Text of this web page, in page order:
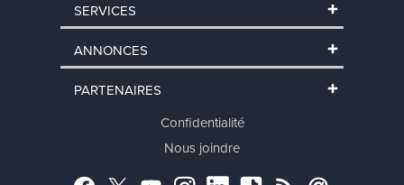
SERVICES
ANNONCES
PARTENAIRES
Confidentialité
Nous joindre
Facebook
TwitterYouTubeInstagram
LinkedInTikTokRSS Abonnement